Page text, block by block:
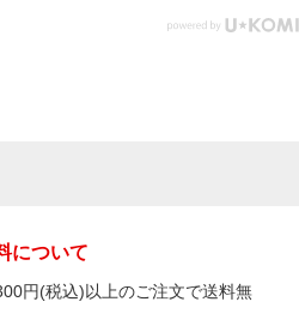
について
円(税込)以上のご注文で送料無